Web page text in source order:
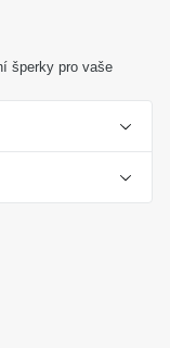
šperky pro vaše